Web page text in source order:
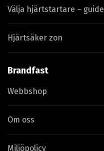
Välja hjärtstartare – guide
Hjärtsäker zon
Brandfast
Webbshop
Om oss
Miljöpolicy